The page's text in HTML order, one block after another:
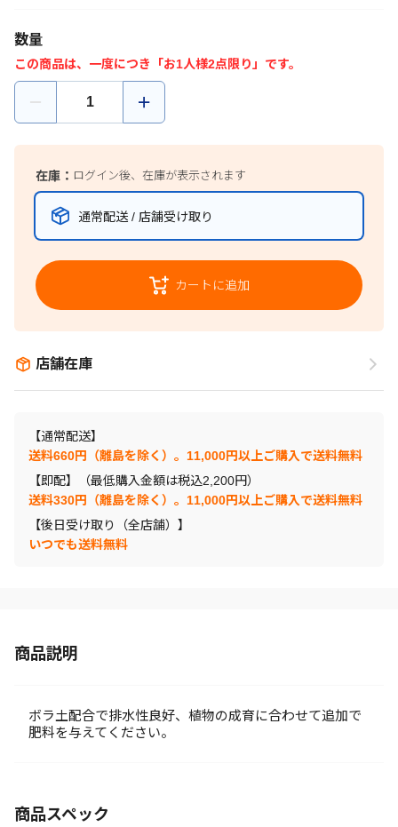
数量
この商品は、一度につき「お1人様2点限り」です。
在庫： ログイン後、在庫が表示されます
通常配送 / 店舗受け取り
カートに追加
店舗在庫
【通常配送】
送料660円（離島を除く）。11,000円以上ご購入で送料無料
【即配】（最低購入金額は税込2,200円）
送料330円（離島を除く）。11,000円以上ご購入で送料無料
【後日受け取り（全店舗）】
いつでも送料無料
商品説明
ボラ土配合で排水性良好、植物の成育に合わせて追加で
肥料を与えてください。
商品スペック